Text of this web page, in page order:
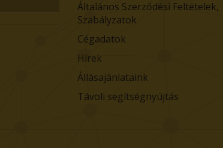
Általános Szerződési Feltételek,
Szabályzatok
Cégadatok
Hírek
Állásajánlataink
Távoli segítségnyújtás